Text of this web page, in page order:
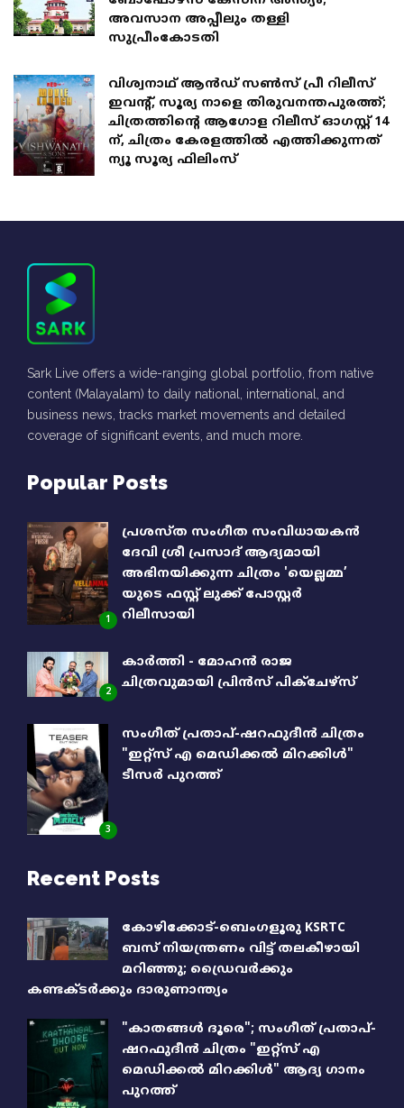
അവസാന അപ്പീലും തള്ളി
സുപ്രീംകോടതി
വിശ്വനാഥ് ആൻഡ് സൺസ് പ്രീ റിലീസ്
ഇവൻ്റ്, സൂര്യ നാളെ തിരുവനന്തപുരത്ത്;
ചിത്രത്തിൻ്റെ ആഗോള റിലീസ് ഓഗസ്റ്റ് 14
ന്, ചിത്രം കേരളത്തിൽ എത്തിക്കുന്നത്
ന്യൂ സൂര്യ ഫിലിംസ്
Sark Live offers a wide-ranging global portfolio, from native
content (Malayalam) to daily national, international, and
business news, tracks market movements and detailed
coverage of significant events, and much more.
Popular Posts
1
പ്രശസ്ത സംഗീത സംവിധായകൻ
ദേവി ശ്രീ പ്രസാദ് ആദ്യമായി
അഭിനയിക്കുന്ന ചിത്രം 'യെല്ലമ്മ’
യുടെ ഫസ്റ്റ് ലുക്ക് പോസ്റ്റർ
റിലീസായി
2
കാർത്തി - മോഹൻ രാജ
ചിത്രവുമായി പ്രിൻസ് പിക്ചേഴ്സ്
3
സംഗീത് പ്രതാപ്-ഷറഫുദീൻ ചിത്രം
"ഇറ്റ്സ് എ മെഡിക്കൽ മിറക്കിൾ"
ടീസർ പുറത്ത്
Recent Posts
കോഴിക്കോട്-ബെംഗളൂരു KSRTC
ബസ് നിയന്ത്രണം വിട്ട് തലകീഴായി
മറിഞ്ഞു; ഡ്രെെവർക്കും
കണ്ടക്ടർക്കും ദാരുണാന്ത്യം
"കാതങ്ങൾ ദൂരെ"; സംഗീത് പ്രതാപ്-
ഷറഫുദീൻ ചിത്രം "ഇറ്റ്സ് എ
മെഡിക്കൽ മിറക്കിൾ" ആദ്യ ഗാനം
പുറത്ത്